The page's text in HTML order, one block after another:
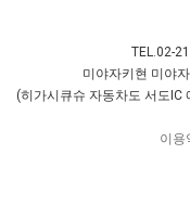
TEL.02-
미야자키현 미야
(히가시큐슈 자동차도 서도IC
이용